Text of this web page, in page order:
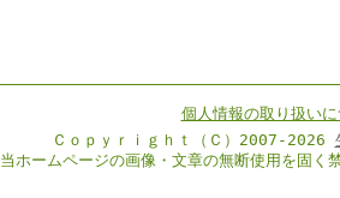
個人情報の取り扱い
Ｃｏｐｙｒｉｇｈｔ（Ｃ）2007-2026
当ホームページの画像・文章の無断使用を固